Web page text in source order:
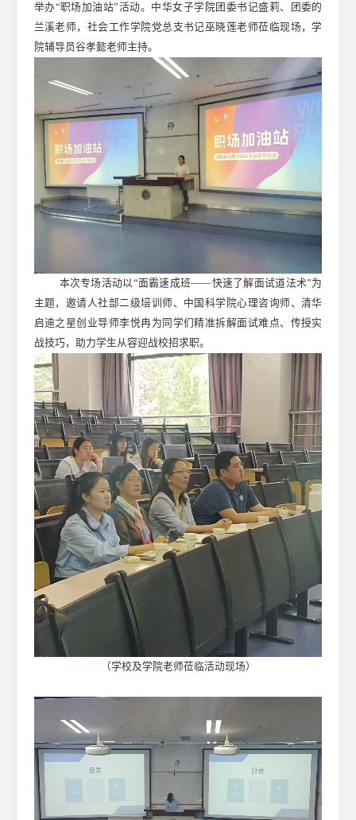
举办“职场加油站”活动。 中华女子学院 团委书记盛莉、团委的
兰溪老师 ， 社会工作学院党总支书记巫晓莲老师莅临现场，学
院辅导员谷孝懿老师主持。
本次专场活动以“面霸速成班——快速了解面试道法术”为
主题，邀请人社部二级培训师、中国科学院心理咨询师、清华
启迪之星创业导师李悦冉为同学们精准拆解面试难点、传授实
战技巧，助力学生从容迎战校招求职。
（学校及学院老师莅临活动现场）